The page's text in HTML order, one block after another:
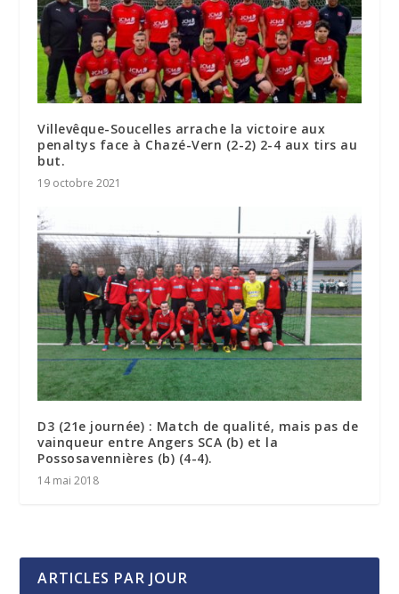
Villevêque-Soucelles arrache la victoire aux
penaltys face à Chazé-Vern (2-2) 2-4 aux tirs au
but.
19 octobre 2021
D3 (21e journée) : Match de qualité, mais pas de
vainqueur entre Angers SCA (b) et la
Possosavennières (b) (4-4).
14 mai 2018
ARTICLES PAR JOUR